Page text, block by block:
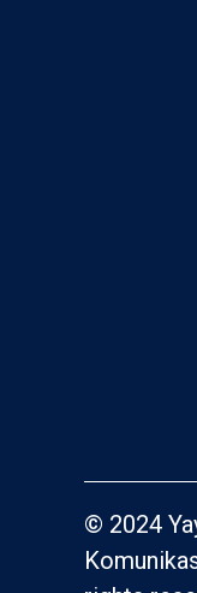
© 2024